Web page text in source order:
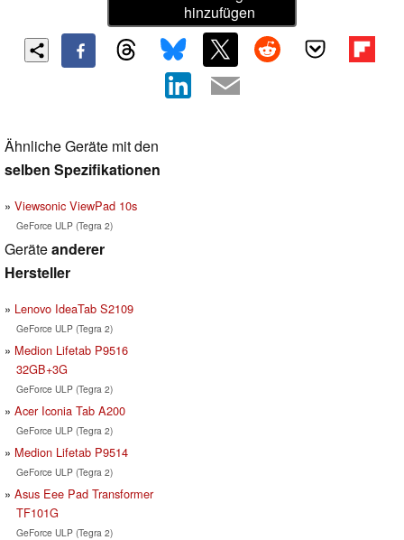
hinzufügen
Ähnliche Geräte mit den
selben Spezifikationen
Viewsonic ViewPad 10s
GeForce ULP (Tegra 2)
Geräteanderer
Hersteller
Lenovo IdeaTab S2109
GeForce ULP (Tegra 2)
Medion Lifetab P9516
32GB+3G
GeForce ULP (Tegra 2)
Acer Iconia Tab A200
GeForce ULP (Tegra 2)
Medion Lifetab P9514
GeForce ULP (Tegra 2)
Asus Eee Pad Transformer
TF101G
GeForce ULP (Tegra 2)